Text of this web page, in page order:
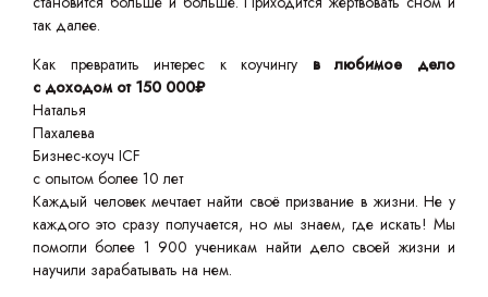
так далее.
Как превратить интерес к коучингу в любимое дело
с доходом от 150 000₽
Наталья
Пахалева
Бизнес-коуч ICF
с опытом более 10 лет
Каждый человек мечтает найти своё призвание в жизни. Не у
каждого это сразу получается, но мы знаем, где искать! Мы
помогли более 1 900 ученикам найти дело своей жизни и
научили зарабатывать на нем.